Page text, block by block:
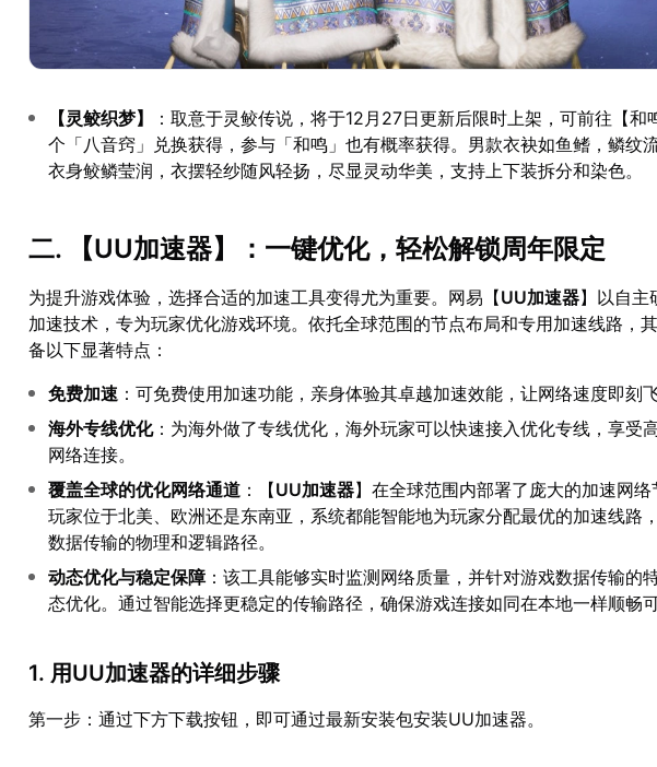
【灵鲛织梦】
：取意于灵鲛传说，将于12月27日更新后限时上架，可前往【和
个「八音窍」兑换获得，参与「和鸣」也有概率获得。男款衣袂如鱼鳍，鳞纹
衣身鲛鳞莹润，衣摆轻纱随风轻扬，尽显灵动华美，支持上下装拆分和染色。
二. 【UU加速器】：一键优化，轻松解锁周年限定
为提升游戏体验，选择合适的加速工具变得尤为重要。网易【UU加速器】以自主
加速技术，专为玩家优化游戏环境。依托全球范围的节点布局和专用加速线路，
备以下显著特点：
免费加速 ：可免费使用加速功能，亲身体验其卓越加速效能，让网络速度即刻
海外专线优化：为海外做了专线优化，海外玩家可以快速接入优化专线，享受
网络连接。
覆盖全球的优化网络通道 ：【UU加速器】在全球范围内部署了庞大的加速网
玩家位于北美、欧洲还是东南亚，系统都能智能地为玩家分配最优的加速线路
数据传输的物理和逻辑路径。
动态优化与稳定保障：该工具能够实时监测网络质量，并针对游戏数据传输的
态优化。通过智能选择更稳定的传输路径，确保游戏连接如同在本地一样顺畅
1. 用UU加速器的详细步骤
第一步：通过下方下载按钮，即可通过最新安装包安装UU加速器。